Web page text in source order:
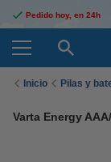
Pedido hoy, en 24h
Inicio Pilas y
Varta Energy